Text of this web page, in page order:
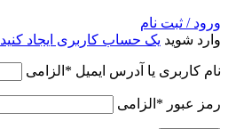
ورود / ثبت نام
وارد شوید یک حساب کاربری ایجاد کنید
نام کاربری یا آدرس ایمیل * الزامی
رمز عبور * الزامی